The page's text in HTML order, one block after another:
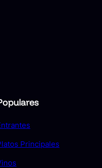
Principales